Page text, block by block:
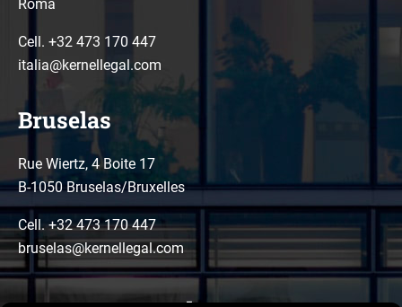
Roma
Cell. +32 473 170 447
italia@kernellegal.com
Bruselas
Rue Wiertz, 4 Boite 17
B-1050 Bruselas/Bruxelles
Cell. +32 473 170 447
bruselas@kernellegal.com